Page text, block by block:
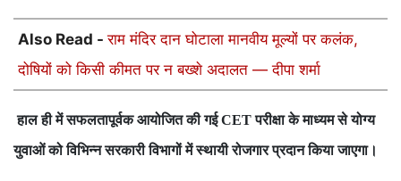
Also Read -राम मंदिर दान घोटाला मानवीय मूल्यों पर कलंक,
दोषियों को किसी कीमत पर न बख्शे अदालत — दीपा शर्मा
हाल ही में सफलतापूर्वक आयोजित की गईCETपरीक्षा के माध्यम से योग्य
युवाओं को विभिन्न सरकारी विभागों में स्थायी रोजगार प्रदान किया जाएगा।